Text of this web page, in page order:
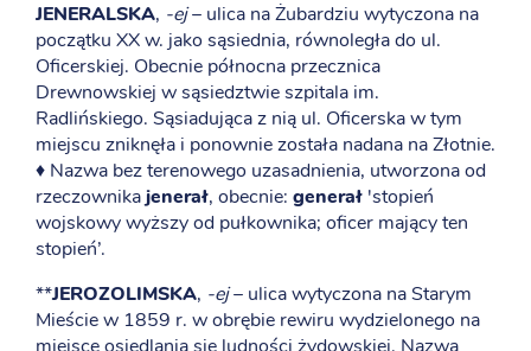
JENERALSKA, -ej– ulica na Żubardziu wytyczona na
początku XX w. jako sąsiednia, równoległa do ul.
Oficerskiej. Obecnie północna przecznica
Drewnowskiej w sąsiedztwie szpitala im.
Radlińskiego. Sąsiadująca z nią ul. Oficerska w tym
miejscu zniknęła i ponownie została nadana na Złotnie.
♦ Nazwa bez terenowego uzasadnienia, utworzona od
rzeczownikajenerał, obecnie: generał 'stopień
wojskowy wyższy od pułkownika; oficer mający ten
stopień’.
**JEROZOLIMSKA, -ej– ulica wytyczona na Starym
Mieście w 1859 r. w obrębie rewiru wydzielonego na